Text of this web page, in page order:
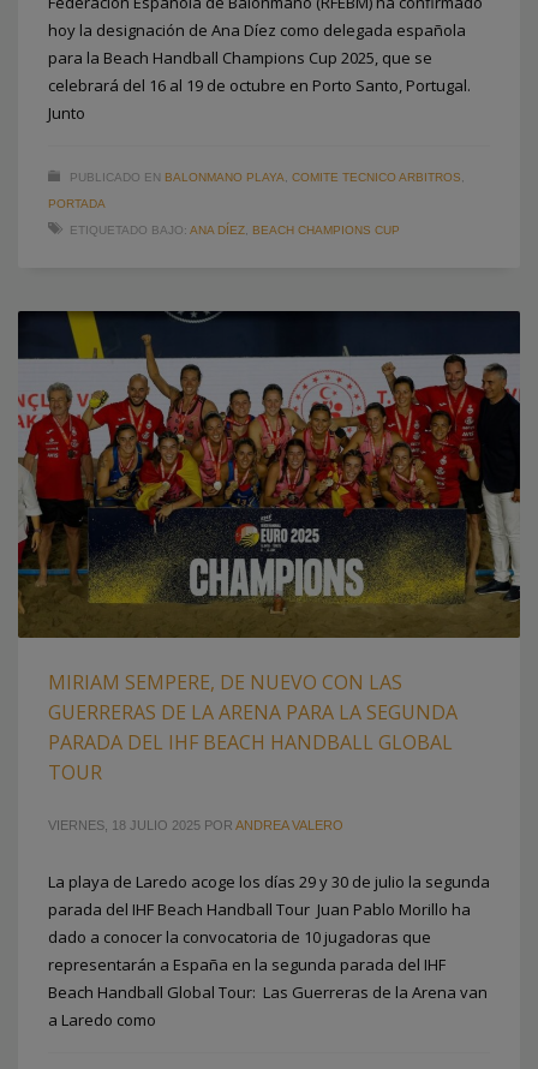
hoy la designación de Ana Díez como delegada española
para la Beach Handball Champions Cup 2025, que se
celebrará del 16 al 19 de octubre en Porto Santo, Portugal.
Junto
PUBLICADO EN BALONMANO PLAYA COMITE TECNICO ARBITROS
PORTADA
ETIQUETADO BAJO: ANA DÍEZ BEACH CHAMPIONS CUP
MIRIAM SEMPERE, DE NUEVO CON LAS
GUERRERAS DE LA ARENA PARA LA SEGUNDA
PARADA DEL IHF BEACH HANDBALL GLOBAL
TOUR
VIERNES, 18 JULIO 2025 POR ANDREA VALERO
La playa de Laredo acoge los días 29 y 30 de julio la segunda
parada del IHF Beach Handball Tour Juan Pablo Morillo ha
dado a conocer la convocatoria de 10 jugadoras que
representarán a España en la segunda parada del IHF
Beach Handball Global Tour: Las Guerreras de la Arena van
a Laredo como